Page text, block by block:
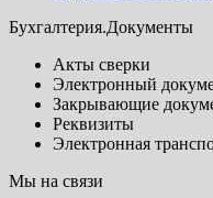
Бухгалтерия.Документы
Акты сверки
Электронный
Закрывающие
Реквизиты
Электронная
Мы на связи